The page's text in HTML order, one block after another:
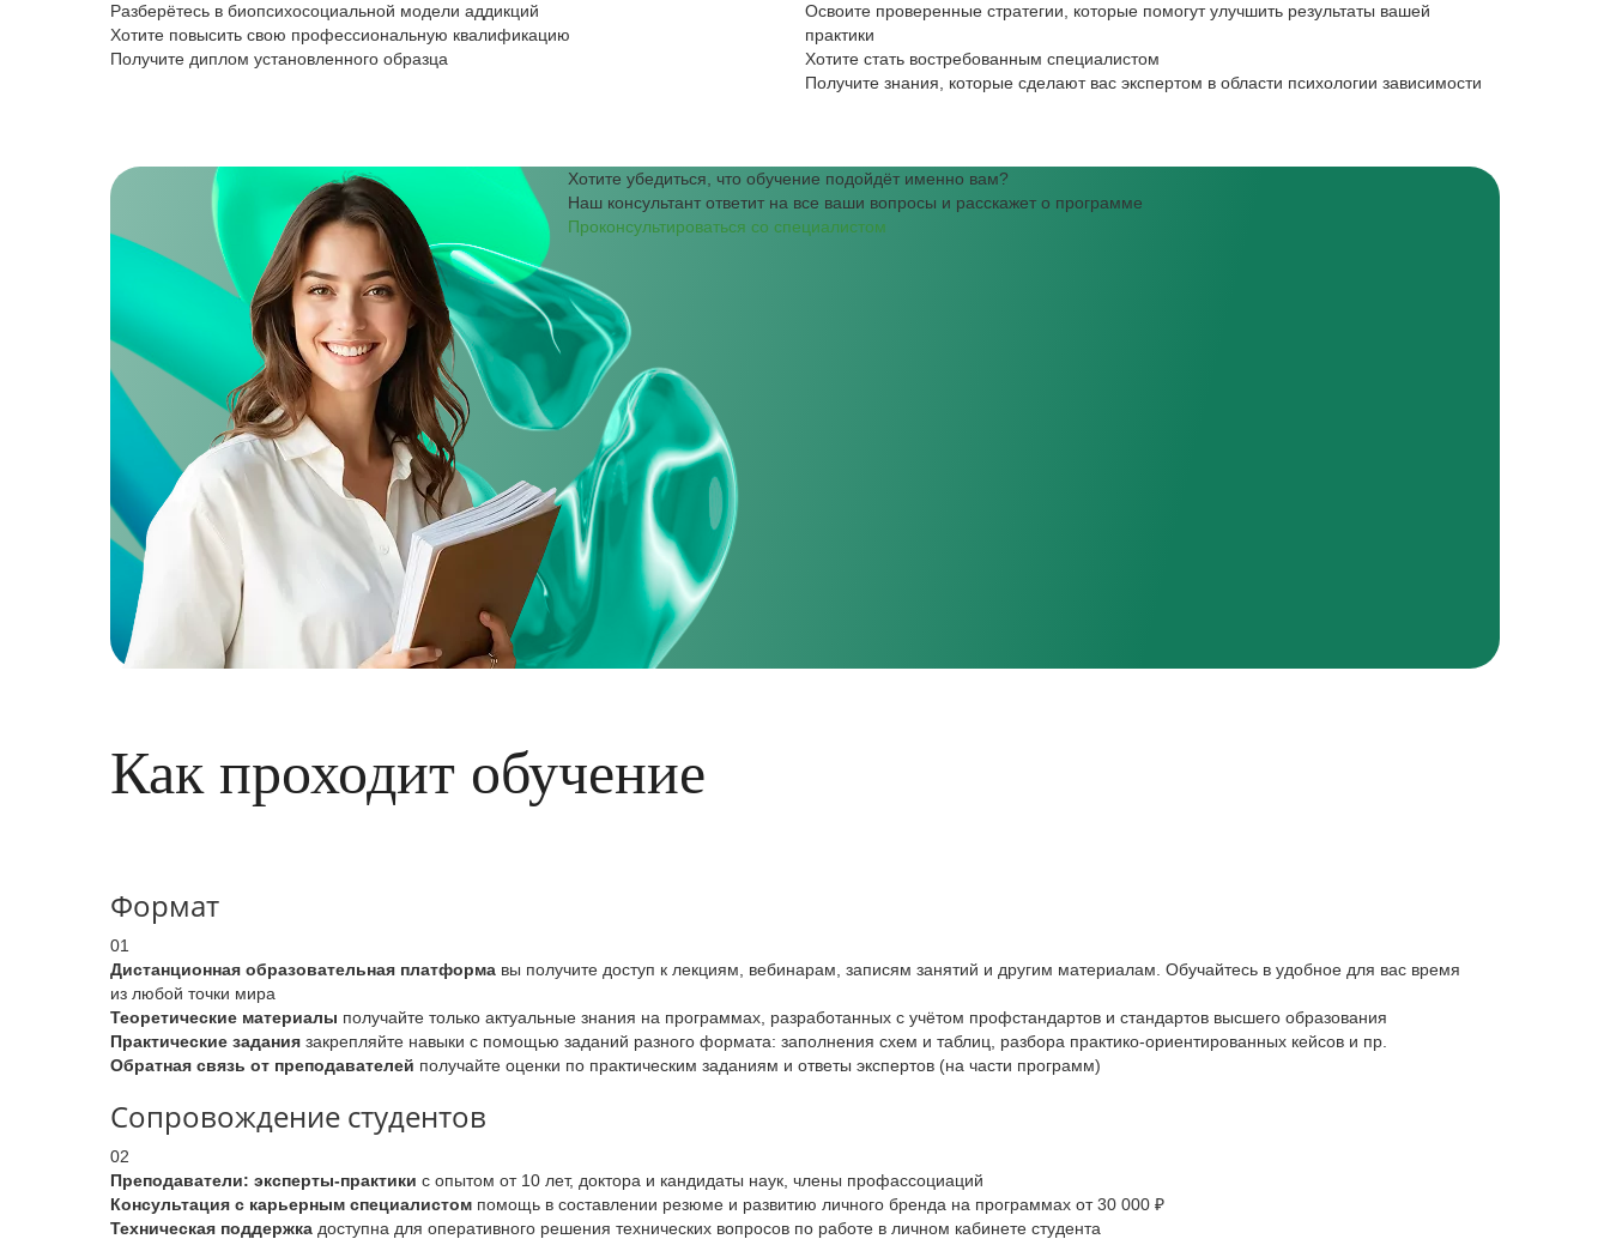
Разберётесь в биопсихосоциальной модели аддикций
Хотите повысить свою профессиональную квалификацию
Получите диплом установленного образца
Освоите проверенные стратегии, которые помогут улучшить результаты вашей
практики
Хотите стать востребованным специалистом
Получите знания, которые сделают вас экспертом в области психологии зависимости
Хотите убедиться, что обучение подойдёт именно вам?
Наш консультант ответит на все ваши вопросы и расскажет о программе
Проконсультироваться со специалистом
Как проходит обучение
Формат
01
Дистанционная образовательная платформа вы получите доступ к лекциям, вебинарам, записям занятий и другим материалам. Обучайтесь в удобное для вас время
из любой точки мира
Теоретические материалы получайте только актуальные знания на программах, разработанных с учётом профстандартов и стандартов высшего образования
Практические задания закрепляйте навыки с помощью заданий разного формата: заполнения схем и таблиц, разбора практико-ориентированных кейсов и пр.
Обратная связь от преподавателей получайте оценки по практическим заданиям и ответы экспертов (на части программ)
Сопровождение студентов
02
Преподаватели: эксперты-практики с опытом от 10 лет, доктора и кандидаты наук, члены профассоциаций
Консультация с карьерным специалистом помощь в составлении резюме и развитию личного бренда на программах от 30 000 ₽
Техническая поддержка доступна для оперативного решения технических вопросов по работе в личном кабинете студента